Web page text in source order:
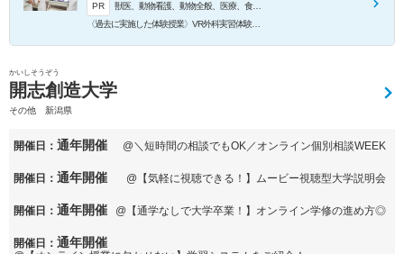
PR
獣医、動物看護、動物全般、医療、食品、環境のそれぞれの学びを体感できる体験授業を実施します。
〈過去に実施した体験授業〉VR外科実習体験、LAVEC（産業動物臨床教育センター）施設体験、生化学実習（エコー）体験、動物工学実習体験 など
かいしそうぞう
開志創造大学
その他 新潟県
開催日： 通年開催 @＼短時間の相談でもOK／オンライン個別相談WEEK
開催日： 通年開催 @【気軽に視聴できる！】ムービー視聴型大学説明会
開催日： 通年開催 @【通学なしで大学卒業！】オンライン学修の進め方◎
開催日： 通年開催